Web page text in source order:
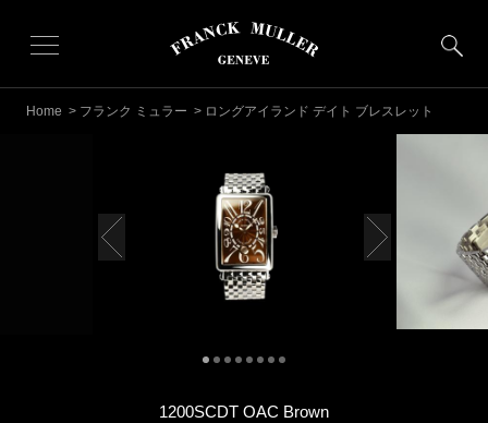
Home > フランク ミュラー > ロングアイランド デイト ブレスレット
1200SCDT OAC Brown